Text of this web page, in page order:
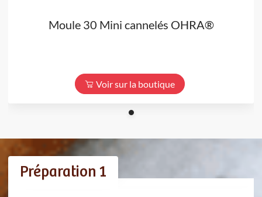
Moule 30 Mini cannelés OHRA®
Voir sur la boutique
Préparation 1